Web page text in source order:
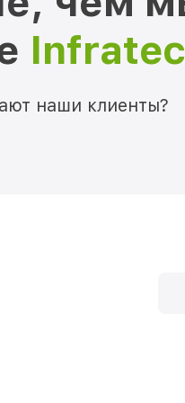
наши клиенты?